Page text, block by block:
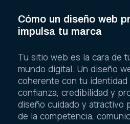
Cómo un diseño web
impulsa tu marca
Tu sitio web es la cara de
mundo digital. Un diseño
coherente con tu identidad
confianza, credibilidad y
diseño cuidado y atractivo
de la competencia,